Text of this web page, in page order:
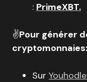
: PrimeXBT.
✌️Pour générer
cryptomonnaies:
Sur